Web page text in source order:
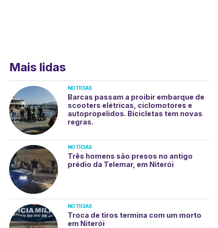
Mais lidas
NOTÍCIAS
Barcas passam a proibir embarque de
scooters elétricas, ciclomotores e
autopropelidos. Bicicletas tem novas
regras.
NOTÍCIAS
Três homens são presos no antigo
prédio da Telemar, em Niterói
NOTÍCIAS
Troca de tiros termina com um morto
em Niterói